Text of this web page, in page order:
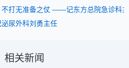
不打无准备之仗 ——记东方总院急诊科
尿外科刘勇主任
相关新闻